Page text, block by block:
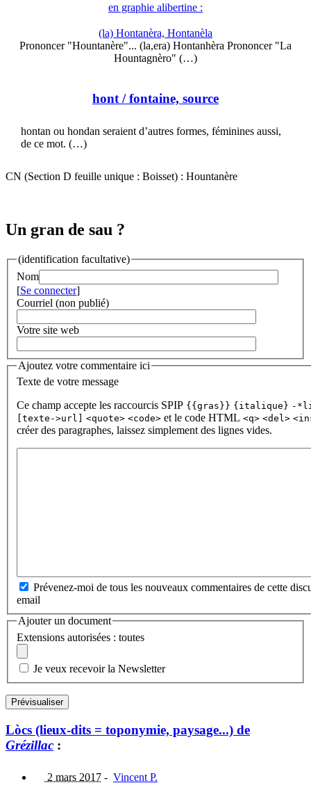
en graphie alibertine :
(la) Hontanèra, Hontanèla
Prononcer "Hountanère"... (la,era) Hontanhèra Prononcer "La
Hountagnèro" (…)
hont / fontaine, source
hontan ou hondan seraient d’autres formes, féminines aussi,
de ce mot. (…)
CN (Section D feuille unique : Boisset) : Hountanère
Un gran de sau ?
(identification facultative)
Nom
[Se connecter]
Courriel (non publié)
Votre site web
Ajoutez votre commentaire ici
Texte de votre message
Ce champ accepte les raccourcis SPIP {{gras}} {italique} -
[texte->url]
<quote> <code> et le code HTML <q> <del>
créer des paragraphes, laissez simplement des lignes vides.
Prévenez-moi de tous les nouveaux commentaires de cette
email
Ajouter un document
Extensions autorisées : toutes
Je veux recevoir la Newsletter
Lòcs (lieux-dits = toponymie, paysage...) de
Grézillac :
2 mars 2017 - Vincent P.